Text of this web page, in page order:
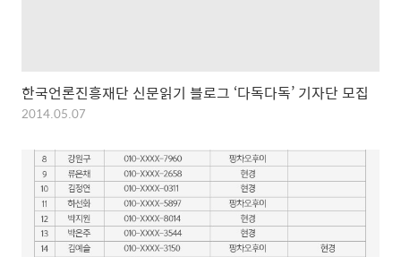
한국언론진흥재단 신문읽기 블로그 ‘다독다독’ 기자단 모집
2014.05.07